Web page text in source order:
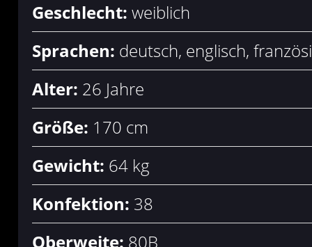
Geschlecht: weiblich
Sprachen: deutsch, englisch,
Alter: 26 Jahre
Größe: 170 cm
Gewicht: 64 kg
Konfektion: 38
Oberweite: 80B